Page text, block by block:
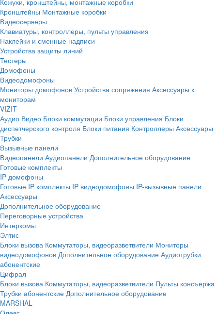
Кожухи, кронштейны, монтажные коробки
Кронштейны Монтажные коробки
Видеосерверы
Клавиатуры, контроллеры, пульты управления
Наклейки и сменные надписи
Устройства защиты линий
Тестеры
Домофоны
Видеодомофоны
Мониторы домофонов Устройства сопряжения Аксессуары к
мониторам
VIZIT
Аудио Видео Блоки коммутации Блоки управления Блоки
диспетчерского контроля Блоки питания Контроллеры Аксессуары
Трубки
Вызывные панели
Видеопанели Аудиопанели Дополнительное оборудование
Готовые комплекты
IP домофоны
Готовые IP комплекты IP видеодомофоны IP-вызывные панели
Аксессуары
Дополнительное оборудование
Переговорные устройства
Интеркомы
Элтис
Блоки вызова Коммутаторы, видеоразветвители Мониторы
видеодомофонов Дополнительное оборудование Аудиотрубки
абонентские
Цифрал
Блоки вызова Коммутаторы, видеоразветвители Пульты консъержа
Трубки абонентские Дополнительное оборудование
MARSHAL